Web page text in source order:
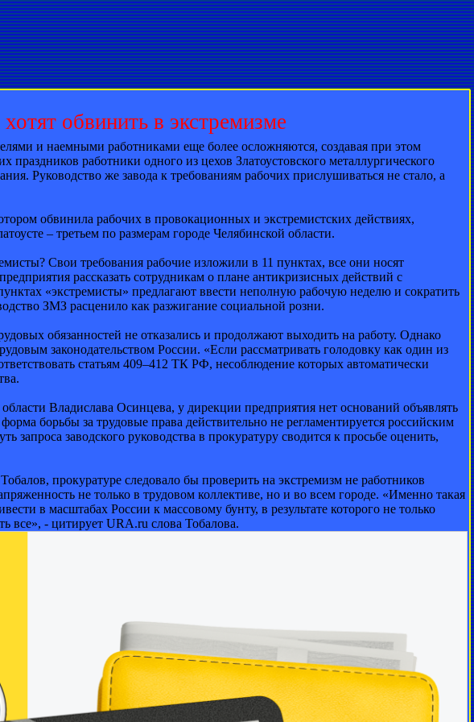
обвинить в экстремизме
и наемными работниками еще более осложняются, создавая при этом
работники одного из цехов Златоустовского металлургического
Руководство же завода к требованиям рабочих прислушиваться не стало, а
обвинила рабочих в провокационных и экстремистских действиях,
– третьем по размерам городе Челябинской области.
Свои требования рабочие изложили в 11 пунктах, все они носят
рассказать сотрудникам о плане антикризисных действий с
«экстремисты» предлагают ввести неполную рабочую неделю и сократить
ЗМЗ расценило как разжигание социальной розни.
обязанностей не отказались и продолжают выходить на работу. Однако
законодательством России. «Если рассматривать голодовку как один из
статьям 409–412 ТК РФ, несоблюдение которых автоматически
Владислава Осинцева, у дирекции предприятия нет оснований объявлять
борьбы за трудовые права действительно не регламентируется российским
запроса заводского руководства в прокуратуру сводится к просьбе оценить,
прокуратуре следовало бы проверить на экстремизм не работников
не только в трудовом коллективе, но и во всем городе. «Именно такая
в масштабах России к массовому бунту, в результате которого не только
все», - цитирует URA.ru слова Тобалова.